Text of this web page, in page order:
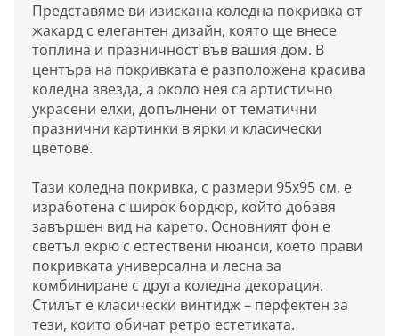
Представяме ви изискана коледна покривка от
жакард с елегантен дизайн, която ще внесе
топлина и празничност във вашия дом. В
центъра на покривката е разположена красива
коледна звезда, а около нея са артистично
украсени елхи, допълнени от тематични
празнични картинки в ярки и класически
цветове.
Тази коледна покривка, с размери 95х95 см, е
изработена с широк бордюр, който добавя
завършен вид на карето. Основният фон е
светъл екрю с естествени нюанси, което прави
покривката универсална и лесна за
комбиниране с друга коледна декорация.
Стилът е класически винтидж – перфектен за
тези, които обичат ретро естетиката.